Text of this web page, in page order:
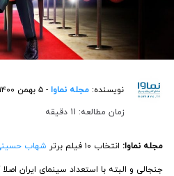
نویسنده: مجله نماوا - ۵ بهمن ۱۴۰۰ - ۵:۲۸ ب.ظ
زمان مطالعه: 11 دقیقه
مجله نماوا: انتخاب ۱۰ فیلم برتر شهاب
جنجالی و البته با استعداد سینمای ایران